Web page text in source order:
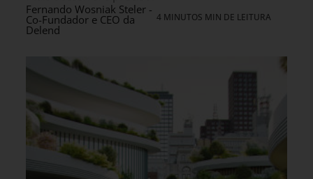
Fernando Wosniak Steler -
Co-Fundador e CEO da
Delend
4 MINUTOS MIN DE LEITURA